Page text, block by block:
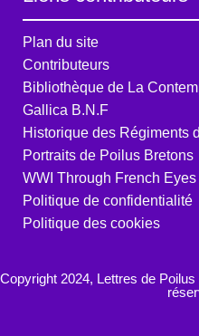
Plan du site
Contributeurs
Bibliothèque de La
Gallica B.N.F
Historique des Régiments
Portraits de Poilus Bretons
WWI Through French Eyes
Politique de confidentialité
Politique des cookies
Copyright 2024, Lettres de